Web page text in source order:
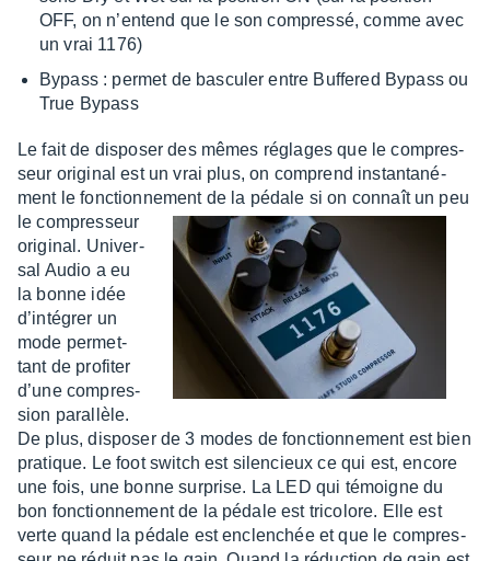
OFF, on n’en­tend que le son compressé, comme avec
un vrai 1176)
Bypass : permet de bascu­ler entre Buffe­red Bypass ou
True Bypass
Le fait de dispo­ser des mêmes réglages que le compres­
seur origi­nal est un vrai plus, on comprend instan­ta­né­
ment le fonc­tion­ne­ment de la pédale si on connaît un peu
le compres­seur
origi­nal. Univer­
sal Audio a eu
la bonne idée
d’in­té­grer un
mode permet­
tant de profi­ter
d’une compres­
sion paral­lèle.
De plus, dispo­ser de 3 modes de fonc­tion­ne­ment est bien
pratique. Le foot switch est silen­cieux ce qui est, encore
une fois, une bonne surprise. La LED qui témoigne du
bon fonc­tion­ne­ment de la pédale est trico­lore. Elle est
verte quand la pédale est enclen­chée et que le compres­